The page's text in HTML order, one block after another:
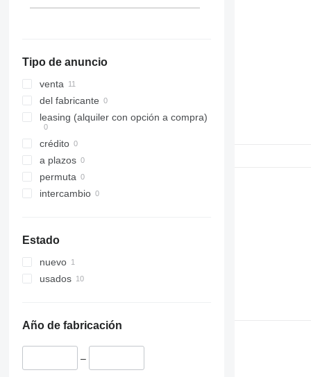
336
340
345
349
374
390
420
432
735
740
826
924
Tipo de anuncio
venta
del fabricante
leasing (alquiler con opción a compra)
crédito
a plazos
permuta
intercambio
Estado
nuevo
usados
Año de fabricación
–